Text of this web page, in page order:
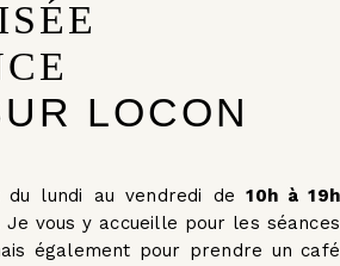
LOCON
du lundi au vendredi de10h à 19h
Je vous y accueille pour les séances
également pour prendre un café